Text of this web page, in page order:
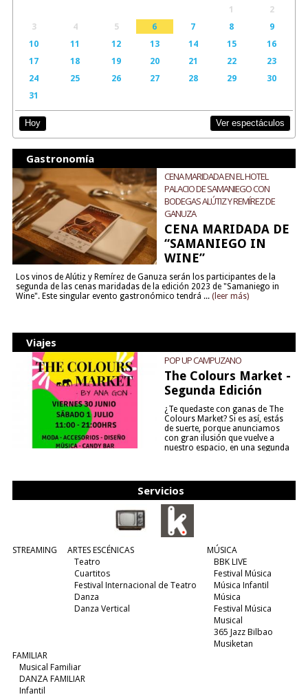
1
2
3
4 5 6 7 8
9
10
11 12 13 14 15
16
17
18 19 20 21 22
23
24
25 26 27 28 29
30
31
Hoy Ver espectáculos
Gastronomía
CENA MARIDADA EN EL HOTEL
PALACIO DE SAMANIEGO CON
BODEGAS ALÚTIZ Y REMÍREZ DE
GANUZA
CENA MARIDADA DE
“SAMANIEGO IN
WINE”
Los vinos de Alútiz y Remírez de Ganuza serán los participantes de la
segunda de las cenas maridadas de la edición 2023 de "Samaniego in
Wine". Este singular evento gastronómico tendrá ... (leer más)
Viajes
POP UP CAMPUZANO
The Colours Market -
Segunda Edición
¿Te quedaste con ganas de The
Colours Market? Si es así, estás
de suerte, porque anunciamos
con gran ilusión que vuelve a
nuestro espacio, en una segunda
Servicios
STREAMING
ARTES ESCÉNICAS
Teatro
Cuartitos
Festival Internacional de Teatro
Danza
Danza Vertical
MÚSICA
BBK LIVE
Festival Música
Música Infantil
Música
Festival Música
Musical
365 Jazz Bilbao
Musiketan
FAMILIAR
Musical Familiar
DANZA FAMILIAR
Infantil